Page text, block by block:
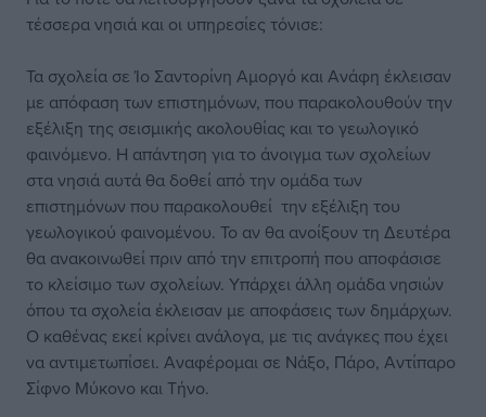
τέσσερα νησιά και οι υπηρεσίες τόνισε:
Τα σχολεία σε Ίο Σαντορίνη Αμοργό και Ανάφη έκλεισαν
με απόφαση των επιστημόνων, που παρακολουθούν την
εξέλιξη της σεισμικής ακολουθίας και το γεωλογικό
φαινόμενο. Η απάντηση για το άνοιγμα των σχολείων
στα νησιά αυτά θα δοθεί από την ομάδα των
επιστημόνων που παρακολουθεί την εξέλιξη του
γεωλογικού φαινομένου. Το αν θα ανοίξουν τη Δευτέρα
θα ανακοινωθεί πριν από την επιτροπή που αποφάσισε
το κλείσιμο των σχολείων. Υπάρχει άλλη ομάδα νησιών
όπου τα σχολεία έκλεισαν με αποφάσεις των δημάρχων.
Ο καθένας εκεί κρίνει ανάλογα, με τις ανάγκες που έχει
να αντιμετωπίσει. Αναφέρομαι σε Νάξο, Πάρο, Αντίπαρο
Σίφνο Μύκονο και Τήνο.